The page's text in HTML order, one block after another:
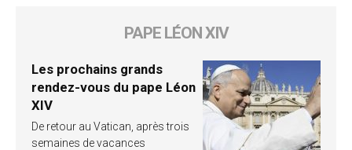
PAPE LÉON XIV
Les prochains grands
rendez-vous du pape Léon
XIV
De retour au Vatican, après trois
semaines de vacances